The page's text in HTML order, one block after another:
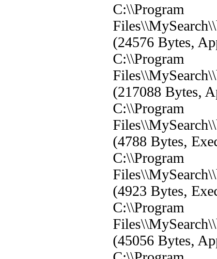
C:\\Program
(24576 Bytes,
C:\\Program
(217088 Bytes,
C:\\Program
(4788 Bytes,
C:\\Program
(4923 Bytes,
C:\\Program
(45056 Bytes,